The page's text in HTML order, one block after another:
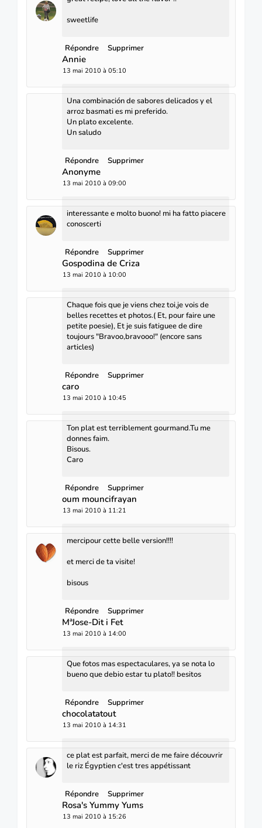
sweetlife
Répondre Supprimer
Annie
13 mai 2010 à 05:10
Una combinación de sabores delicados y el
arroz basmati es mi preferido.
Un plato excelente.
Un saludo
Répondre Supprimer
Anonyme
13 mai 2010 à 09:00
interessante e molto buono! mi ha fatto piacere
conoscerti
Répondre Supprimer
Gospodina de Criza
13 mai 2010 à 10:00
Chaque fois que je viens chez toi,je vois de
belles recettes et photos.( Et, pour faire une
petite poesie), Et je suis fatiguee de dire
toujours "Bravoo,bravooo!" (encore sans
articles)
Répondre Supprimer
caro
13 mai 2010 à 10:45
Ton plat est terriblement gourmand.Tu me
donnes faim.
Bisous.
Caro
Répondre Supprimer
oum mouncifrayan
13 mai 2010 à 11:21
mercipour cette belle version!!!!
et merci de ta visite!
bisous
Répondre Supprimer
MªJose-Dit i Fet
13 mai 2010 à 14:00
Que fotos mas espectaculares, ya se nota lo
bueno que debio estar tu plato!! besitos
Répondre Supprimer
chocolatatout
13 mai 2010 à 14:31
ce plat est parfait, merci de me faire découvrir
le riz Égyptien c'est tres appétissant
Répondre Supprimer
Rosa's Yummy Yums
13 mai 2010 à 15:26